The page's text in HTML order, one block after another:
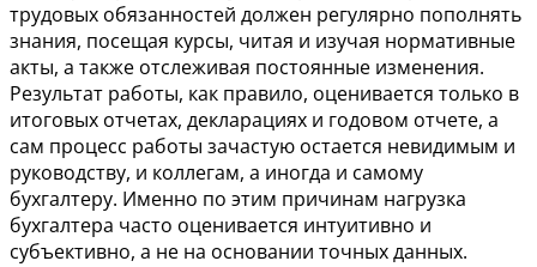
трудовых обязанностей должен регулярно пополнять
знания, посещая курсы, читая и изучая нормативные
акты, а также отслеживая постоянные изменения.
Результат работы, как правило, оценивается только в
итоговых отчетах, декларациях и годовом отчете, а
сам процесс работы зачастую остается невидимым и
руководству, и коллегам, а иногда и самому
бухгалтеру. Именно по этим причинам нагрузка
бухгалтера часто оценивается интуитивно и
субъективно, а не на основании точных данных.